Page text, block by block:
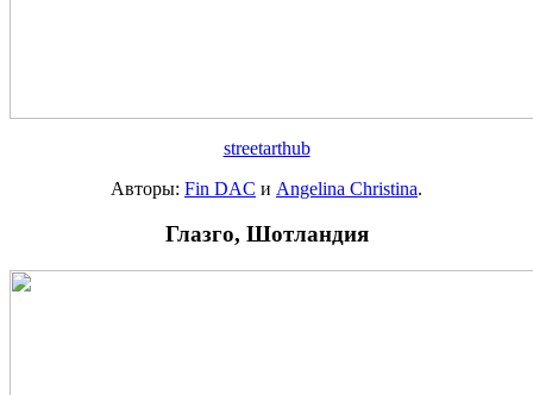
streetarthub
Авторы: Fin DAC и Angelina Christina.
Глазго, Шотландия